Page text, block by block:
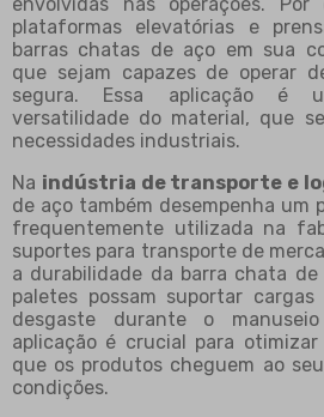
plataformas elevatórias e
barras chatas de aço em sua
que sejam capazes de operar
segura. Essa aplicação é
versatilidade do material, que
necessidades industriais.
Na indústria de transporte e
de aço também desempenha um
frequentemente utilizada na
suportes para transporte de
a durabilidade da barra chata
paletes possam suportar
desgaste durante o
aplicação é crucial para
que os produtos cheguem ao
condições.